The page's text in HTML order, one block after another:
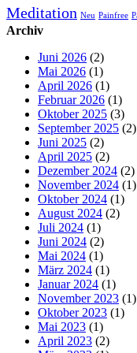
Meditation Neu Painfree
Archiv
Juni 2026 (2)
Mai 2026 (1)
April 2026 (1)
Februar 2026 (1)
Oktober 2025 (3)
September 2025 (2)
Juni 2025 (2)
April 2025 (2)
Dezember 2024 (2)
November 2024 (1)
Oktober 2024 (1)
August 2024 (2)
Juli 2024 (1)
Juni 2024 (2)
Mai 2024 (1)
März 2024 (1)
Januar 2024 (1)
November 2023 (1)
Oktober 2023 (1)
Mai 2023 (1)
April 2023 (2)